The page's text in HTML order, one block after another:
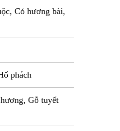
Cỏ hương bài,
phách
Gỗ tuyết